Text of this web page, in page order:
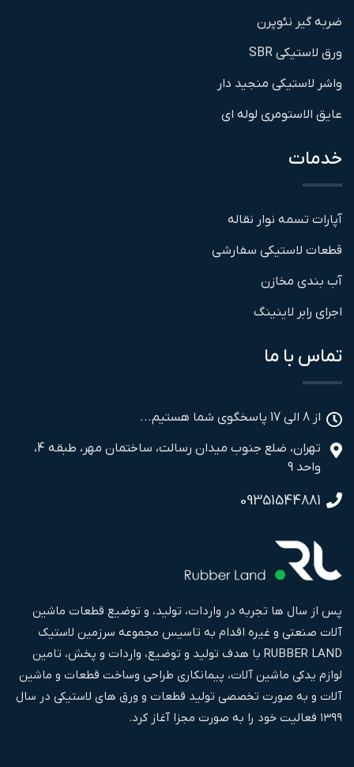
ضربه گیر نئوپرن
ورق لاستیکی SBR
واشر لاستیکی منجید دار
عایق الاستومری لوله ای
خدمات
آپارات تسمه نوار نقاله
قطعات لاستیکی سفارشی
آب بندی مخازن
اجرای رابر لاینینگ
تماس با ما
از 8 الی 17 پاسخگوی شما هستیم...
تهران، ضلع جنوب میدان رسالت، ساختمان مهر، طبقه 4،
واحد 9
09351544881
پس از سال ها تجربه در واردات، تولید، و توضیع قطعات ماشین
آلات صنعتی و غیره اقدام به تاسیس مجموعه سرزمین لاستیک
RUBBER LAND با هدف تولید و توضیع، واردات و پخش، تامین
لوازم یدکی ماشین آلات، پیمانکاری طراحی وساخت قطعات و ماشین
آلات و به صورت تخصصی تولید قطعات و ورق های لاستیکی در سال
۱۳۹۹ فعالیت خود را به صورت مجزا آغاز کرد.